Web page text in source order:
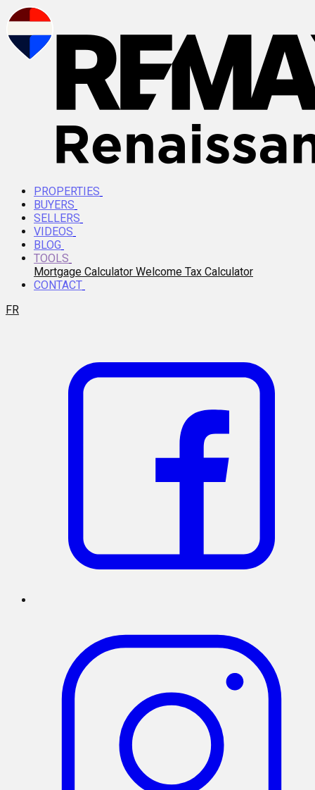
PROPERTIES
BUYERS
SELLERS
VIDEOS
BLOG
TOOLS
Mortgage Calculator Welcome Tax Calculator
CONTACT
FR